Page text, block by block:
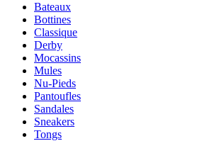
Bateaux
Bottines
Classique
Derby
Mocassins
Mules
Nu-Pieds
Pantoufles
Sandales
Sneakers
Tongs